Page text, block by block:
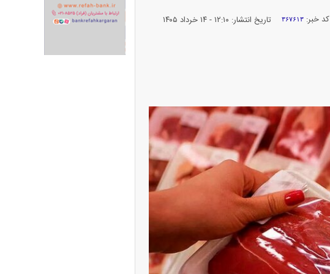
کد خبر:۳۶۷۶۱۳ تاریخ انتشار: ۱۲:۱۰ - ۱۴ خرداد ۱۴۰۵
پیش‌بینی بورس امروز دوشنبه ۱۲ مرداد ماه
۱۴۰۵